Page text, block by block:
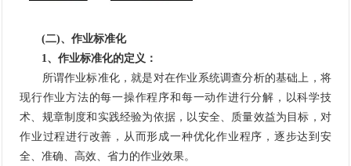
(二)、作业标准化
1、作业标准化的定义：
所谓作业标准化，就是对在作业系统调查分析的基础上，将
现行作业方法的每一操作程序和每一动作进行分解，以科学技
术、规章制度和实践经验为依据，以安全、质量效益为目标，对
作业过程进行改善，从而形成一种优化作业程序，逐步达到安
全、准确、高效、省力的作业效果。